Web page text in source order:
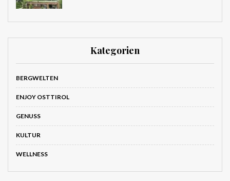
Kategorien
BERGWELTEN
ENJOY OSTTIROL
GENUSS
KULTUR
WELLNESS